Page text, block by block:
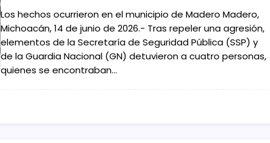
Los hechos ocurrieron en el municipio de Madero Madero,
Michoacán, 14 de junio de 2026.- Tras repeler una agresión,
elementos de la Secretaría de Seguridad Pública (SSP) y
de la Guardia Nacional (GN) detuvieron a cuatro personas,
quienes se encontraban…